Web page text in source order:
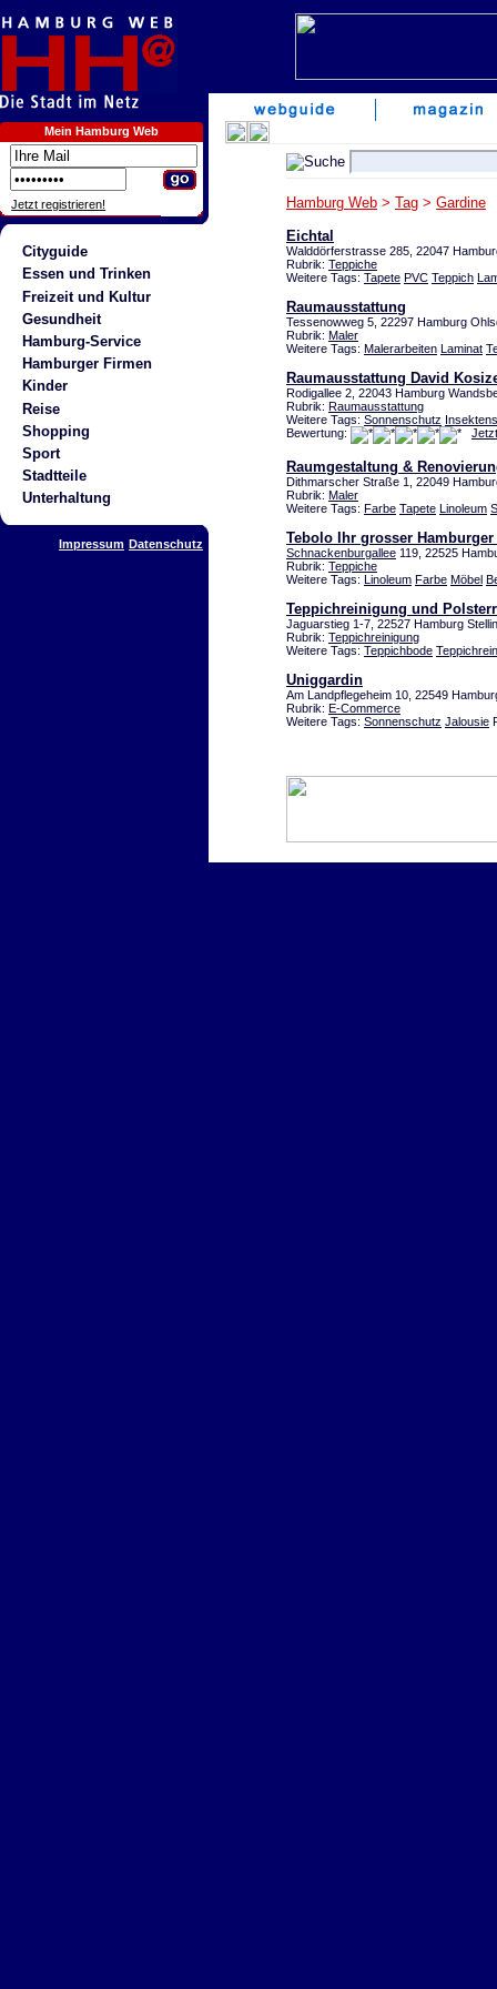
Mein Hamburg Web
Jetzt registrieren!
Cityguide
Essen und Trinken
Freizeit und Kultur
Gesundheit
Hamburg-Service
Hamburger Firmen
Kinder
Reise
Shopping
Sport
Stadtteile
Unterhaltung
Impressum Datenschutz
Hamburg Web > Tag > Gardine
Eichtal
Walddörferstrasse 285, 22047
Rubrik: Teppiche
Weitere Tags: Tapete PVC Teppich
Raumausstattung
Tessenowweg 5, 22297 Hamburg
Rubrik: Maler
Weitere Tags: Malerarbeiten Laminat
Raumausstattung David
Rodigallee 2, 22043 Hamburg
Rubrik: Raumausstattung
Weitere Tags: Sonnenschutz
Bewertung:
Raumgestaltung &
Dithmarscher Straße 1, 22049
Rubrik: Maler
Weitere Tags: Farbe Tapete Linoleum
Tebolo Ihr grosser Hamburger
Schnackenburgallee 119, 22525
Rubrik: Teppiche
Weitere Tags: Linoleum Farbe Möbel
Teppichreinigung und
Jaguarstieg 1-7, 22527 Hamburg
Rubrik: Teppichreinigung
Weitere Tags: Teppichbode
Uniggardin
Am Landpflegeheim 10, 22549
Rubrik: E-Commerce
Weitere Tags: Sonnenschutz Jalousie